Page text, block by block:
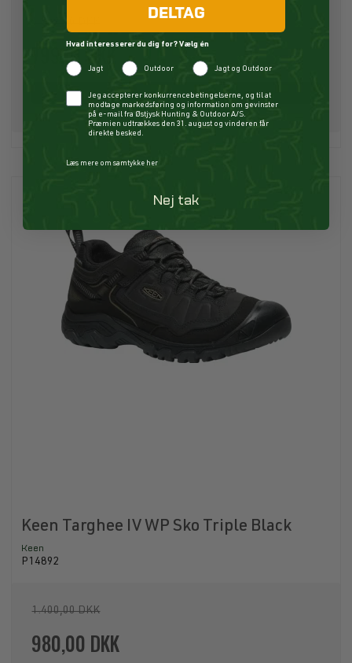
799,01 DKK
Køb
Keen Targhee IV WP Sko Triple Black
Keen
P14892
1.400,00 DKK
980,00 DKK
DELTAG
Hvad interesserer du dig for? Vælg én
Jagt Outdoor Jagt og Outdoor
CheckboxJeg accepterer konkurrencebetingelserne, og til at
modtage markedsføring og information om gevinster
på e-mail fra Østjysk Hunting & Outdoor A/S.
Præmien udtrækkes den 31. august og vinderen får
direkte besked.
Læs mere om samtykke her
Nej tak